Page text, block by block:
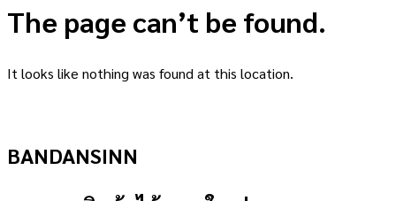
The page can’t be found.
It looks like nothing was found at this location.
BANDANSINN